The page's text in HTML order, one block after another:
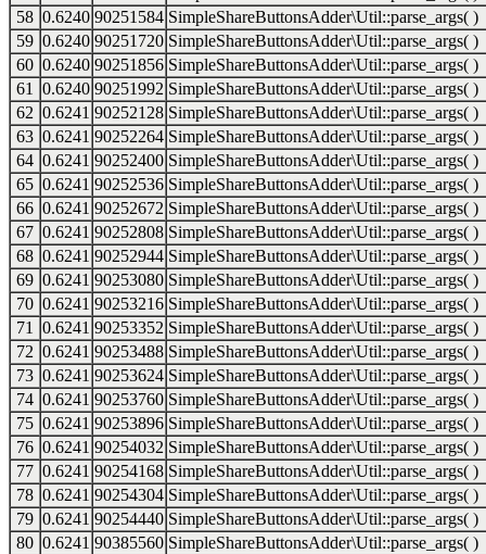
58 0.6240 90251584 SimpleShareButtonsAdder\Util::parse_args( )
59 0.6240 90251720 SimpleShareButtonsAdder\Util::parse_args( )
60 0.6240 90251856 SimpleShareButtonsAdder\Util::parse_args( )
61
0.6240 90251992 SimpleShareButtonsAdder\Util::parse_args( )
62 0.6241 90252128 SimpleShareButtonsAdder\Util::parse_args( )
63 0.6241 90252264 SimpleShareButtonsAdder\Util::parse_args( )
64 0.6241 90252400 SimpleShareButtonsAdder\Util::parse_args( )
65 0.6241 90252536 SimpleShareButtonsAdder\Util::parse_args( )
66 0.6241 90252672 SimpleShareButtonsAdder\Util::parse_args( )
67 0.6241 90252808 SimpleShareButtonsAdder\Util::parse_args( )
68 0.6241 90252944 SimpleShareButtonsAdder\Util::parse_args( )
69 0.6241 90253080 SimpleShareButtonsAdder\Util::parse_args( )
70 0.6241 90253216 SimpleShareButtonsAdder\Util::parse_args( )
71
0.6241 90253352 SimpleShareButtonsAdder\Util::parse_args( )
72 0.6241 90253488 SimpleShareButtonsAdder\Util::parse_args( )
73 0.6241 90253624 SimpleShareButtonsAdder\Util::parse_args( )
74 0.6241 90253760 SimpleShareButtonsAdder\Util::parse_args( )
75 0.6241 90253896 SimpleShareButtonsAdder\Util::parse_args( )
76 0.6241 90254032 SimpleShareButtonsAdder\Util::parse_args( )
77 0.6241 90254168 SimpleShareButtonsAdder\Util::parse_args( )
78 0.6241 90254304 SimpleShareButtonsAdder\Util::parse_args( )
79 0.6241 90254440 SimpleShareButtonsAdder\Util::parse_args( )
80 0.6241 90385560 SimpleShareButtonsAdder\Util::parse_args( )